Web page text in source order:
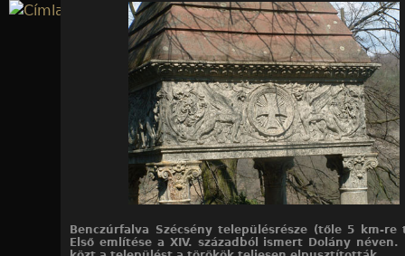
Jump to navigation
Benczúrfalva Szécsény településrésze (tőle 5 km-re
Első említése a XIV. századból ismert Dolány néven.
28/1. kép
28/2. kép
28/3. kép
28/4. kép
28/5. kép
28/6. kép
28/7. kép
28/8. kép
28/9. kép
28/10. kép
28/11. kép
28/12. kép
28/13. kép
28/14. kép
28/15. kép
28/16. kép
28/17. kép
28/18. kép
28/19. kép
28/20. kép
28/21. kép
28/22. kép
28/23. kép
28/24. kép
28/25. kép
28/26. kép
28/27. kép
28/28. kép